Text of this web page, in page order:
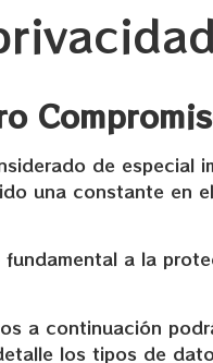
de
una constante en
a la
a continuación
los tipos de